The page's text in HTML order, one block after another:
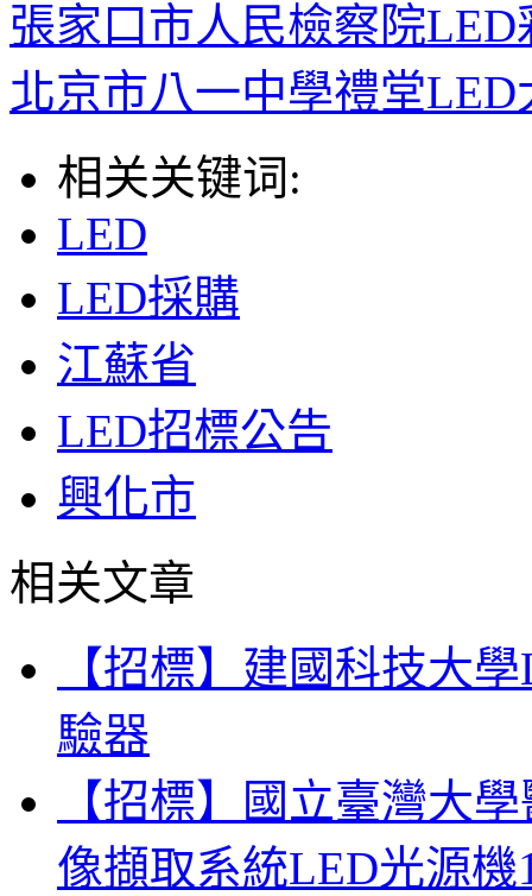
張家口市人民檢察院
北京市八一中學禮堂
相关关键词:
LED
LED採購
江蘇省
LED招標公告
興化市
相关文章
【招標】建國科技大
驗器
【招標】國立臺灣大
像擷取系統LED光源機